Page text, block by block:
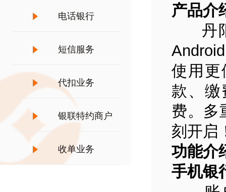
电话银行
短信服务
代扣业务
银联特约商户
收单业务
产品介
丹阳
使用更
款、缴
费。多
刻开启
功能介
手机银